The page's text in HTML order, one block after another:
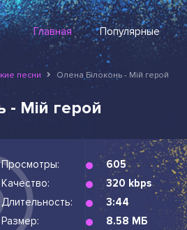
Главная Популярные
песни Олена Білоконь - Мій герой
- Мій герой
Просмотры:
605
Качество:
320 kbps
Длительность:
3:44
Размер:
8.58 МБ